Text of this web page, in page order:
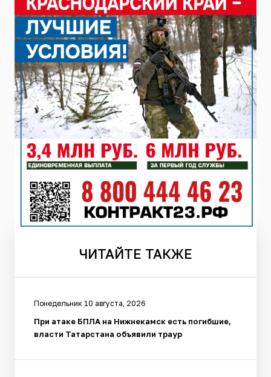
ЧИТАЙТЕ ТАКЖЕ
Понедельник 10 августа, 2026
При атаке БПЛА на Нижнекамск есть погибшие,
власти Татарстана объявили траур